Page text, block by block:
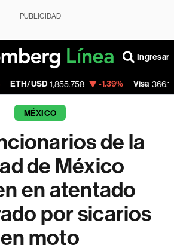
PUBLICIDAD
Ingresar
1,855.758 -1.39% Visa 366.13 -
MÉXICO
de la
de México
en atentado
por sicarios
en moto